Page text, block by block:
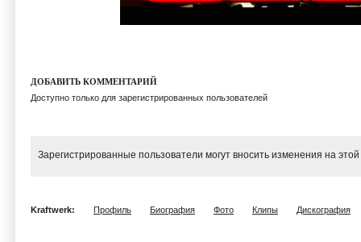
ДОБАВИТЬ КОММЕНТАРИЙ
Доступно только для зарегистрированных пользователей
Зарегистрированные пользователи могут вносить изменения на
Kraftwerk: Профиль Биография Фото Клипы Дискография